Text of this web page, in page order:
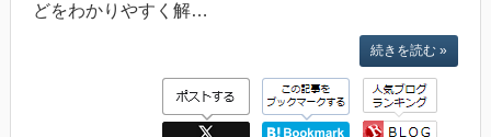
どをわかりやすく解…
続きを読む »